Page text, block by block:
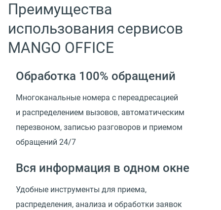
Преимущества
использования сервисов
MANGO OFFICE
Обработка 100% обращений
Многоканальные номера с переадресацией
и распределением вызовов, автоматическим
перезвоном, записью разговоров и приемом
обращений 24/7
Вся информация в одном окне
Удобные инструменты для приема,
распределения, анализа и обработки заявок